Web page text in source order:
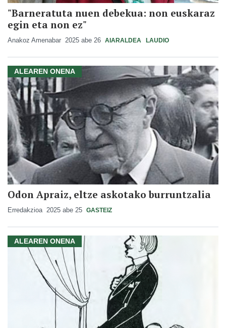
"Barneratuta nuen debekua: non euskaraz
egin eta non ez"
Anakoz Amenabar 2025 abe 26 AIARALDEA LAUDIO
ALEAREN ONENA
Odon Apraiz, eltze askotako burruntzalia
Erredakzioa 2025 abe 25 GASTEIZ
ALEAREN ONENA